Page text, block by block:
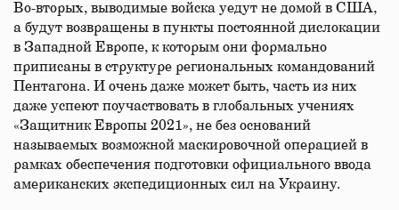
Во-вторых, выводимые войска уедут не домой в США,
а будут возвращены в пункты постоянной дислокации
в Западной Европе, к которым они формально
приписаны в структуре региональных командований
Пентагона. И очень даже может быть, часть из них
даже успеют поучаствовать в глобальных учениях
«Защитник Европы 2021», не без оснований
называемых возможной маскировочной операцией в
рамках обеспечения подготовки официального ввода
американских экспедиционных сил на Украину.